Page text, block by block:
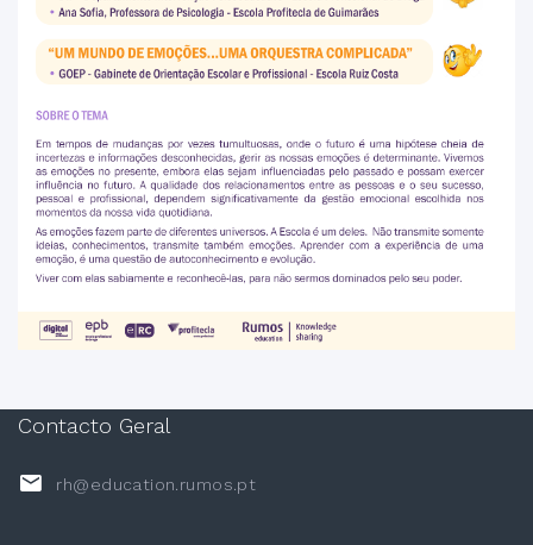
Contacto Geral
rh@education.rumos.pt